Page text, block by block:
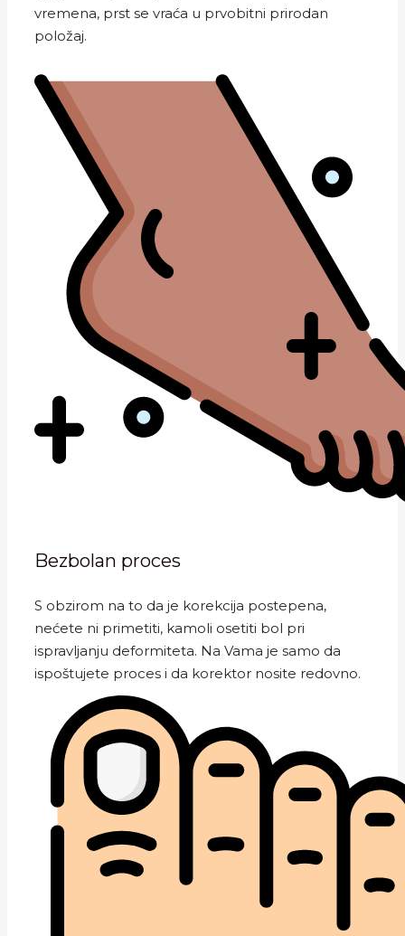
vremena, prst se vraća u prvobitni prirodan
položaj.
Bezbolan proces
S obzirom na to da je korekcija postepena,
nećete ni primetiti, kamoli osetiti bol pri
ispravljanju deformiteta. Na Vama je samo da
ispoštujete proces i da korektor nosite redovno.